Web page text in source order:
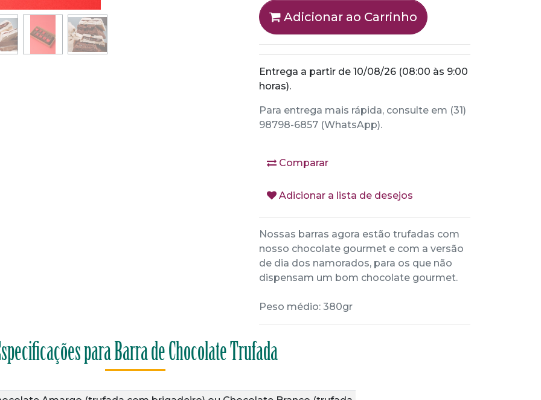
Adicionar ao Carrinho
Entrega a partir de 10/08/26 (08:00 às 9:00
horas).
Para entrega mais rápida, consulte em (31)
98798-6857 (WhatsApp).
Comparar
Adicionar a lista de desejos
Nossas barras agora estão trufadas com
nosso chocolate gourmet e com a versão
de dia dos namorados, para os que não
dispensam um bom chocolate gourmet.
Peso médio: 380gr
para Barra de Chocolate Trufada